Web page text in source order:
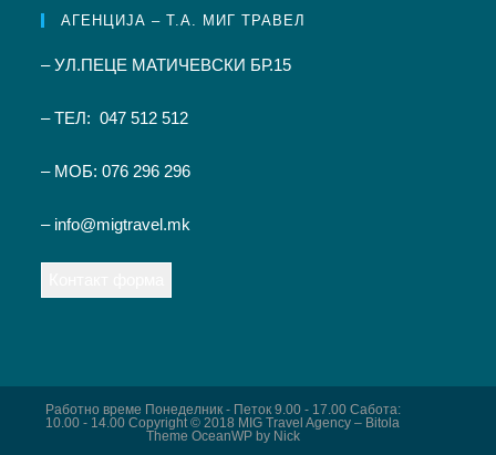
АГЕНЦИЈА – Т.А. МИГ ТРАВЕЛ
– УЛ.ПЕЦЕ МАТИЧЕВСКИ БР.15
– ТЕЛ: 047 512 512
– МОБ: 076 296 296
– info@migtravel.mk
Работно време Понеделник - Петок 9.00 - 17.00 Сабота:
10.00 - 14.00 Copyright © 2018 MIG Travel Agency – Bitola
Theme OceanWP by Nick